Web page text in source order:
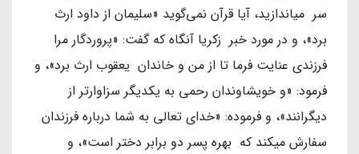
سر میاندازید، آیا قرآن نمی‌گوید «سلیمان از داود ارث
برد»، و در مورد خبر زکریا آنگاه که گفت: «پروردگار مرا
فرزندی عنایت فرما تا از من و خاندان یعقوب ارث برد»، و
فرمود: «و خویشاوندان رحمی به یکدیگر سزاوارتر از
دیگرانند»، و فرموده: «خدای تعالی به شما درباره فرزندان
سفارش میکند که بهره پسر دو برابر دختر است»، و